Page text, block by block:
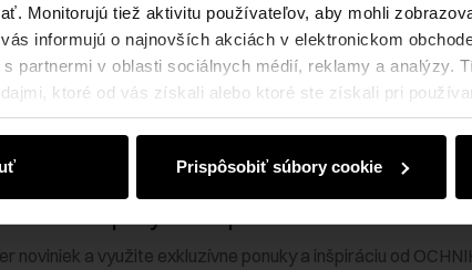
Monitorujú tiež aktivitu používateľov, aby mohli
informujú o najnovších akciách v elektronickom
partnermi v oblasti sociálnych médií, reklamy a analýzy.
ktoré od vás získali alebo ktoré ste získali pri
Prispôsobiť súbory cookie
noviniek a využite exkluzívne ponuky a inšpiráciu od